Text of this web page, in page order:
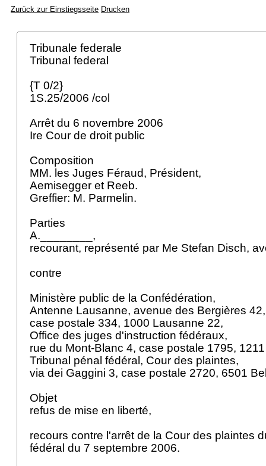
Zurück zur Einstiegsseite Drucken
Tribunale federale
Tribunal federal
{T 0/2}
1S.25/2006 /col
Arrêt du 6 novembre 2006
Ire Cour de droit public
Composition
MM. les Juges Féraud, Président,
Aemisegger et Reeb.
Greffier: M. Parmelin.
Parties
A.________,
recourant, représenté par Me Stefan Disch,
contre
Ministère public de la Confédération,
Antenne Lausanne, avenue des Bergières
case postale 334, 1000 Lausanne 22,
Office des juges d'instruction fédéraux,
rue du Mont-Blanc 4, case postale 1795,
Tribunal pénal fédéral, Cour des plaintes,
via dei Gaggini 3, case postale 2720, 6501
Objet
refus de mise en liberté,
recours contre l'arrêt de la Cour des plaintes
fédéral du 7 septembre 2006.